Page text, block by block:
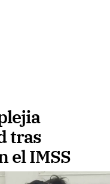
tras
el IMSS